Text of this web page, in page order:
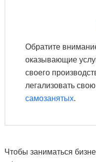
Обратите
оказывающие
своего
легализовать
самозанятых.
Чтобы заниматься